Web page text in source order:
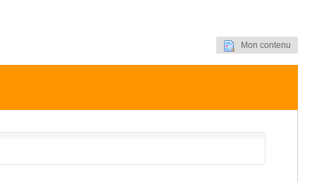
Mon contenu